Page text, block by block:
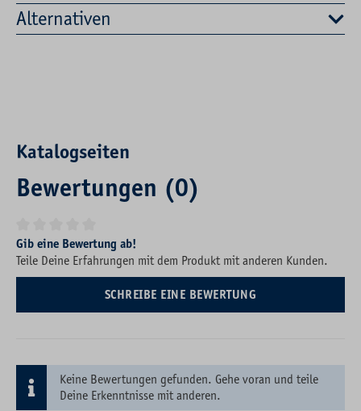
Alternativen
Katalogseiten
Bewertungen (0)
Durchschnittliche Bewertung von 0 von 5 Sternen
Gib eine Bewertung ab!
Teile Deine Erfahrungen mit dem Produkt mit anderen Kunden.
SCHREIBE EINE BEWERTUNG
Keine Bewertungen gefunden. Gehe voran und teile
Deine Erkenntnisse mit anderen.